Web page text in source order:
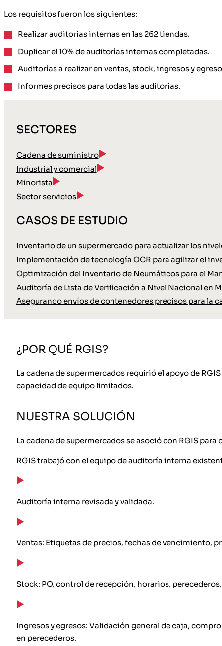
Los requisitos fueron los siguientes:
Realizar auditorías internas en las 262 tiendas.
Duplicar el 10% de auditorías internas completadas.
Auditorías a realizar en ventas, stock, ingresos y
Informes precisos para todas las auditorías.
SECTORES
Cadena de suministro
Industrial y comercial
Minorista
Sector servicios
CASOS DE ESTUDIO
Inventario de un supermercado para actualizar los
Implementación de tecnología OCR para agilizar el
Optimización del Inventario de Neumáticos para el
Auditoría de Lista de Verificación a Nivel Nacional en
Asegurando envíos de contenedores precisos para la
¿POR QUÉ RGIS?
La cadena de supermercados requirió el apoyo de
capacidad de equipo limitados.
NUESTRA SOLUCIÓN
La cadena de supermercados se asoció con RGIS
RGIS trabajó con el equipo de auditoría interna
Auditoría interna revisada y validada.
Ventas: Etiquetas de precios, fechas de vencimiento,
Stock: PO, control de recepción, horarios,
Ingresos y egresos: Validación general de caja,
en perecederos.